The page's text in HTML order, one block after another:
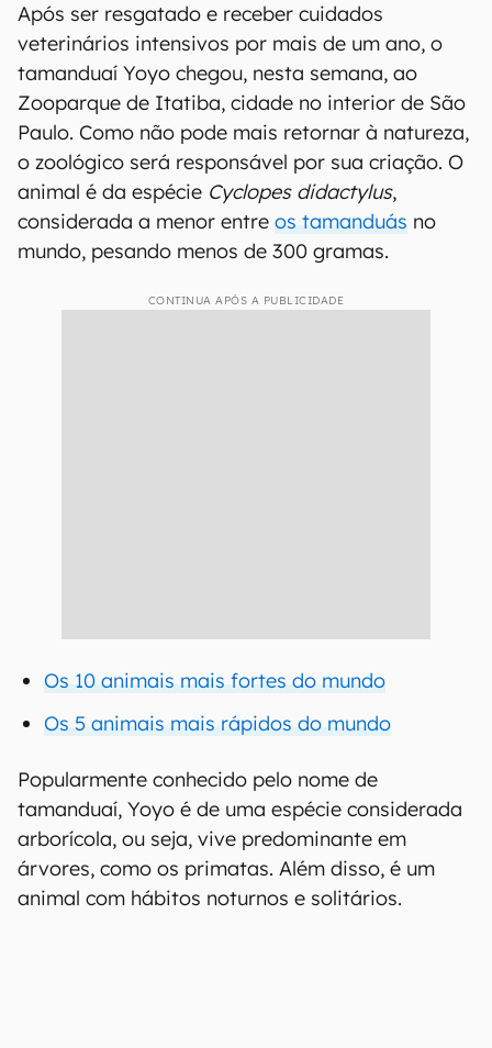
Após ser resgatado e receber cuidados
veterinários intensivos por mais de um ano, o
tamanduaí Yoyo chegou, nesta semana, ao
Zooparque de Itatiba, cidade no interior de São
Paulo. Como não pode mais retornar à natureza,
o zoológico será responsável por sua criação. O
animal é da espécie Cyclopes didactylus,
considerada a menor entre os tamanduás no
mundo, pesando menos de 300 gramas.
CONTINUA APÓS A PUBLICIDADE
Os 10 animais mais fortes do mundo
Os 5 animais mais rápidos do mundo
Popularmente conhecido pelo nome de
tamanduaí, Yoyo é de uma espécie considerada
arborícola, ou seja, vive predominante em
árvores, como os primatas. Além disso, é um
animal com hábitos noturnos e solitários.